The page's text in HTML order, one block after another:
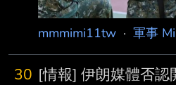
mmmimi11tw · 軍事
30 [情報] 伊朗媒體否認